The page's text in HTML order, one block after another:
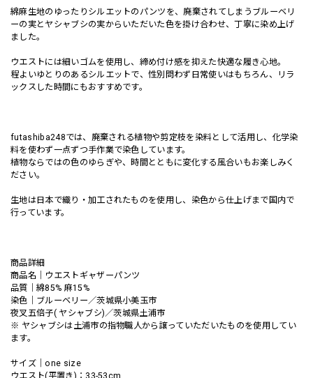
綿麻生地のゆったりシルエットのパンツを、廃棄されてしまうブルーベリ
ーの実とヤシャブシの実からいただいた色を掛け合わせ、丁寧に染め上げ
ました。
ウエストには細いゴムを使用し、締め付け感を抑えた快適な履き心地。
程よいゆとりのあるシルエットで、性別問わず日常使いはもちろん、リラ
ックスした時間にもおすすめです。
futashiba248では、廃棄される植物や剪定枝を染料として活用し、化学染
料を使わず一点ずつ手作業で染色しています。
植物ならではの色のゆらぎや、時間とともに変化する風合いもお楽しみく
ださい。
生地は日本で織り・加工されたものを使用し、染色から仕上げまで国内で
行っています。
商品詳細
商品名｜ウエストギャザーパンツ
品質｜綿85% 麻15%
染色｜ブルーベリー／茨城県小美玉市
夜叉五倍子( ヤシャブシ)／茨城県土浦市
※ ヤシャブシは土浦市の指物職人から譲っていただいたものを使用してい
ます。
サイズ｜one size
ウエスト(平置き)：33-53cm